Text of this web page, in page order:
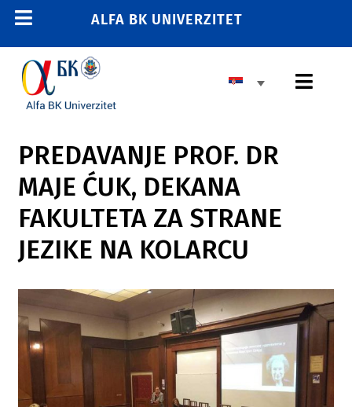
Skip
content
Toggle
Navigation
POČETNA
E-STUDENT
E-ZAPOSLENI
011 2606 380
info@alfa.edu.rs
ALFA BK UNIVERZITET
MASTER STUDIJE
DOKTORSKE STUDIJE
UPIS
UNIVERZITET
PREDAVANJE PROF. DR
MAJE ĆUK, DEKANA
FAKULTETA ZA STRANE
JEZIKE NA KOLARCU